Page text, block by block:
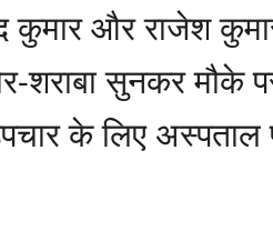
और राजेश
शराबा सुनकर मौके
के लिए अस्पताल